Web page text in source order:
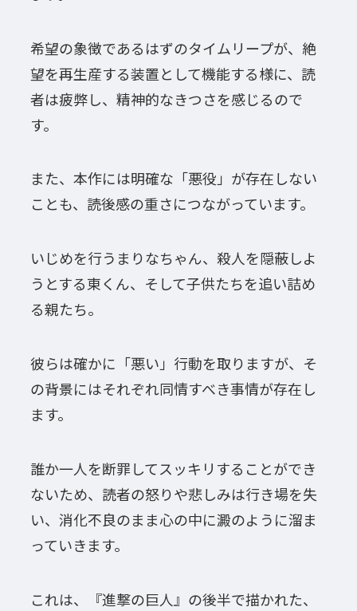
希望の象徴であるはずのタイムリープが、絶
望を再生産する装置として機能する様に、読
者は疲弊し、精神的なきつさを感じるので
す。
また、本作には明確な「悪役」が存在しない
ことも、読後感の重さにつながっています。
いじめを行うまりなちゃん、殺人を隠蔽しよ
うとする東くん、そして子供たちを追い詰め
る親たち。
彼らは確かに「悪い」行動を取りますが、そ
の背景にはそれぞれ同情すべき事情が存在し
ます。
誰か一人を断罪してスッキリすることができ
ないため、読者の怒りや悲しみは行き場を失
い、消化不良のまま心の中に澱のように溜ま
っていきます。
これは、『進撃の巨人』の後半で描かれた、